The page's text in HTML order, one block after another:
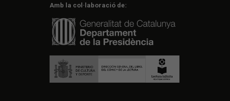
Amb la col·laboració de: